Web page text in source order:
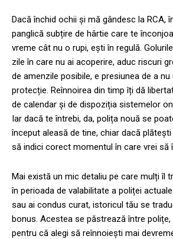
Dacă închid ochii și mă gândesc la RCA,
panglică subțire de hârtie care te
vreme cât nu o rupi, ești în regulă.
zile în care nu ai acoperire, aduc riscuri
de amenzile posibile, e presiunea de a
protecție. Reînnoirea din timp îți dă
de calendar și de dispoziția sistemelor
Iar dacă te întrebi, da, polița nouă se
început aleasă de tine, chiar dacă
să indici corect momentul în care vrei să
Mai există un mic detaliu pe care mulți îl
în perioada de valabilitate a poliței
sau ai condus curat, istoricul tău se
bonus. Acestea se păstrează între
pentru că alegi să reînnoiești mai